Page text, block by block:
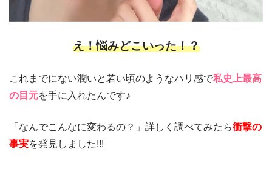
え！悩みどこいった！？
これまでにない潤いと若い頃のようなハリ感で私史上最高
の目元を手に入れたんです♪
「なんでこんなに変わるの？」詳しく調べてみたら衝撃の
事実を発見しました!!!